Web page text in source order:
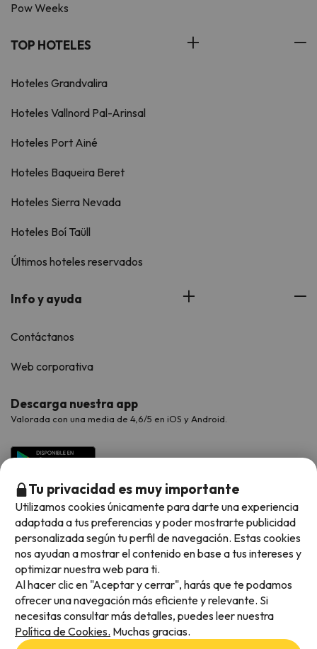
Pow Weeks
TOP HOTELES
Hoteles Grandvalira
Hoteles Vallnord Pal-Arinsal
Hoteles Port Ainé
Hoteles Baqueira Beret
Hoteles Sierra Nevada
Hoteles Boí Taüll
Últimos hoteles reservados
Info y ayuda
Contáctanos
Web corporativa
Descarga nuestra app
Valorada con una media de 4,6/5 en iOS y Android.
Métodos de pago disponibles
Tu privacidad es muy importante
Utilizamos cookies únicamente para darte una experiencia
adaptada a tus preferencias y poder mostrarte publicidad
personalizada según tu perfil de navegación. Estas cookies
nos ayudan a mostrar el contenido en base a tus intereses y
optimizar nuestra web para ti.
Al hacer clic en "Aceptar y cerrar", harás que te podamos
ofrecer una navegación más eficiente y relevante. Si
necesitas consultar más detalles, puedes leer nuestra
Política de Cookies. Muchas gracias.